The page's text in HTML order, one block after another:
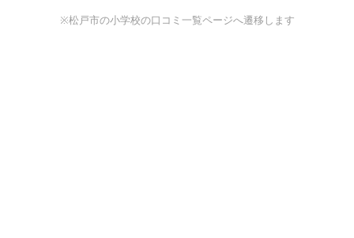
※松戸市の小学校の口コミ一覧ページへ遷移します